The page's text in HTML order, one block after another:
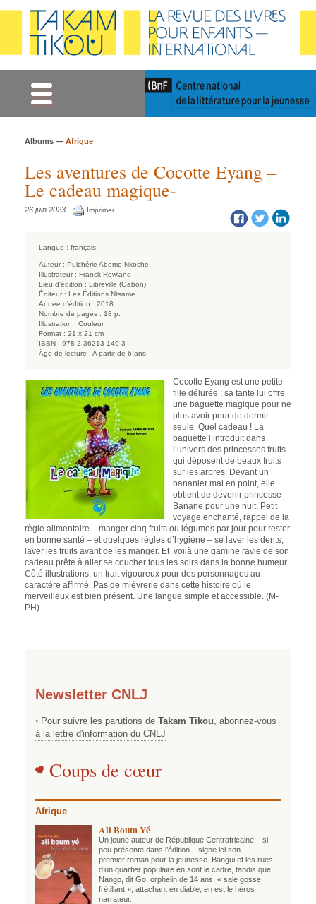
Albums — Afrique
Les aventures de Cocotte Eyang –
Le cadeau magique-
26 juin 2023 Imprimer
Langue : français
Auteur : Pulchérie Abeme Nkoche
Illustrateur : Franck Rowland
Lieu d'édition : Libreville (Gabon)
Éditeur : Les Éditions Ntsame
Année d'édition : 2018
Nombre de pages : 18 p.
Illustration : Couleur
Format : 21 x 21 cm
ISBN : 978-2-36213-149-3
Âge de lecture : A partir de 6 ans
Cocotte Eyang est une petite
fille délurée ; sa tante lui offre
une baguette magique pour ne
plus avoir peur de dormir
seule. Quel cadeau ! La
baguette l’introduit dans
l’univers des princesses fruits
qui déposent de beaux fruits
sur les arbres. Devant un
bananier mal en point, elle
obtient de devenir princesse
Banane pour une nuit. Petit
voyage enchanté, rappel de la
règle alimentaire – manger cinq fruits ou légumes par jour pour rester
en bonne santé – et quelques règles d’hygiène – se laver les dents,
laver les fruits avant de les manger. Et voilà une gamine ravie de son
cadeau prête à aller se coucher tous les soirs dans la bonne humeur.
Côté illustrations, un trait vigoureux pour des personnages au
caractère affirmé. Pas de mièvrerie dans cette histoire où le
merveilleux est bien présent. Une langue simple et accessible. (M-
PH)
Newsletter CNLJ
› Pour suivre les parutions de Takam Tikou , abonnez-vous
à la lettre d'information du CNLJ
Coups de cœur
Afrique
Ali Boum Yé
Un jeune auteur de République Centrafricaine – si
peu présente dans l’édition – signe ici son
premier roman pour la jeunesse. Bangui et les rues
d’un quartier populaire en sont le cadre, tandis que
Nango, dit Go, orphelin de 14 ans, « sale gosse
frétillant », attachant en diable, en est le héros
narrateur.